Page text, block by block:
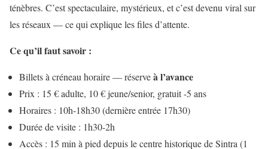
ténèbres. C’est spectaculaire, mystérieux, et c’est devenu viral sur
les réseaux — ce qui explique les files d’attente.
Ce qu’il faut savoir :
Billets à créneau horaire — réserveà l’avance
Prix : 15 € adulte, 10 € jeune/senior, gratuit -5 ans
Horaires : 10h-18h30 (dernière entrée 17h30)
Durée de visite : 1h30-2h
Accès : 15 min à pied depuis le centre historique de Sintra (1